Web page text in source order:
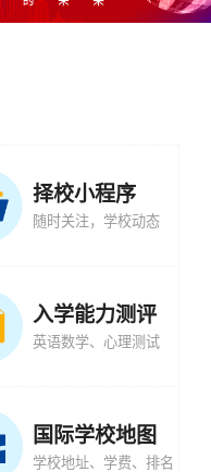
择校小程序
随时关注，学校动态
入学能力测评
英语数学、心理测试
国际学校地图
学校地址、学费、排名